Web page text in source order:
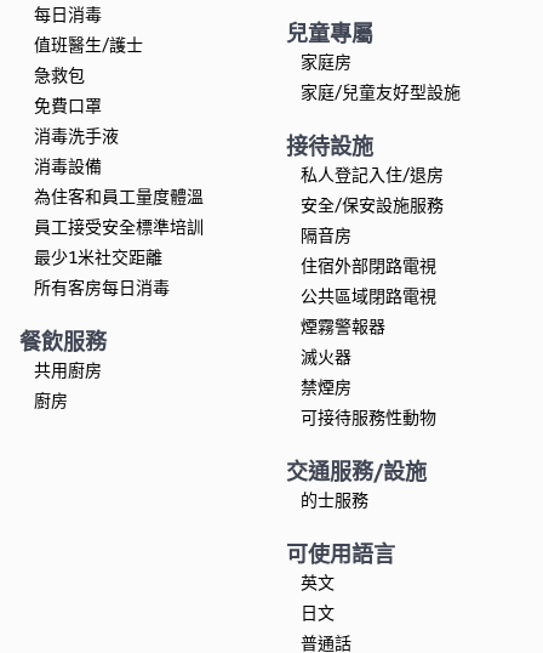
每日消毒
值班醫生/護士
急救包
免費口罩
消毒洗手液
消毒設備
為住客和員工量度體溫
員工接受安全標準培訓
最少1米社交距離
所有客房每日消毒
餐飲服務
共用廚房
廚房
兒童專屬
家庭房
家庭/兒童友好型設施
接待設施
私人登記入住/退房
安全/保安設施服務
隔音房
住宿外部閉路電視
公共區域閉路電視
煙霧警報器
滅火器
禁煙房
可接待服務性動物
交通服務/設施
的士服務
可使用語言
英文
日文
普通話